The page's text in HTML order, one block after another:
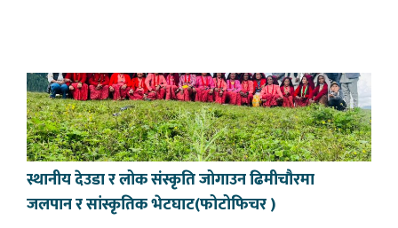
स्थानीय देउडा र लोक संस्कृति जोगाउन ढिमीचौरमा
जलपान र सांस्कृतिक भेटघाट(फोटोफिचर )